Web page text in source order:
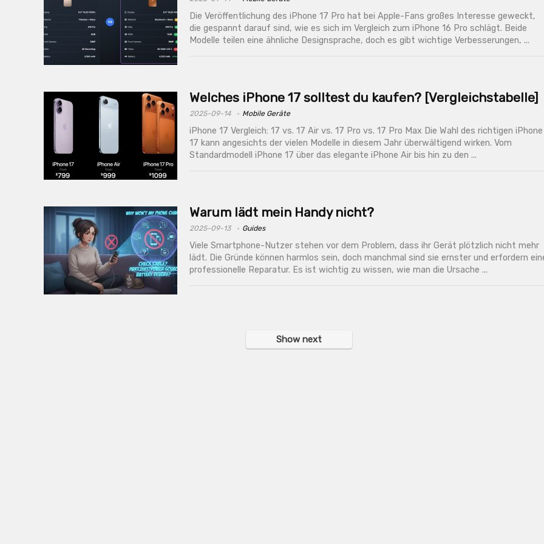
Die Veröffentlichung des iPhone 17 Pro hat bei Apple-Fans großes Interesse geweckt,
die gespannt darauf sind, wie es sich im Vergleich zum iPhone 16 Pro schlägt. Beide
Modelle teilen eine ähnliche Designsprache, doch es gibt wichtige Verbesserungen, ...
Welches iPhone 17 solltest du kaufen? [Vergleichstabelle]
2025-09-14 Mobile Geräte
iPhone 17 Vergleich: 17 vs. 17 Air vs. 17 Pro vs. 17 Pro Max Die Wahl des richtigen iPhone
17 kann angesichts der vielen Modelle in diesem Jahr überwältigend wirken. Vom
Standardmodell iPhone 17 über das elegante iPhone Air bis hin zu den ...
Warum lädt mein Handy nicht?
2025-09-13 Guides
Viele Smartphone-Nutzer stehen vor dem Problem, dass ihr Gerät plötzlich nicht mehr
lädt. Die Gründe können harmlos sein, doch manchmal sind sie ernster und erfordern
professionelle Reparatur. Es ist wichtig zu wissen, wie man die Ursache ...
Show next